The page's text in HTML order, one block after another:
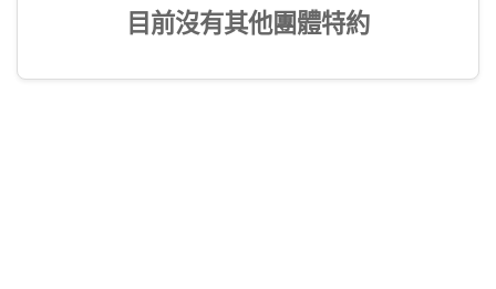
目前沒有其他團體特約